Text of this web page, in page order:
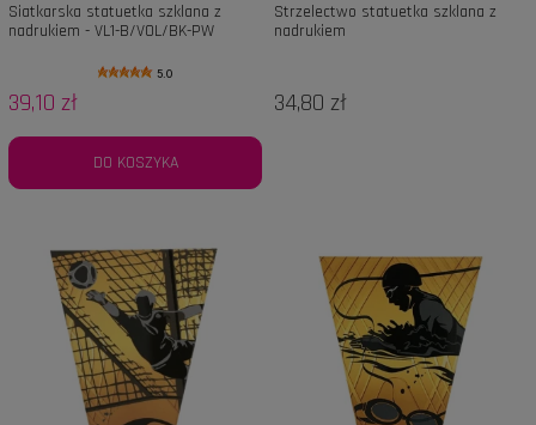
Siatkarska statuetka szklana z
nadrukiem - VL1-B/VOL/BK-PW
5.0
39,10 zł
DO KOSZYKA
Strzelectwo statuetka szklana z
nadrukiem
34,80 zł